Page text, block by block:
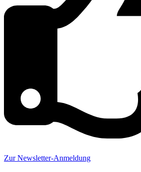
Zur Newsletter-Anmeldung